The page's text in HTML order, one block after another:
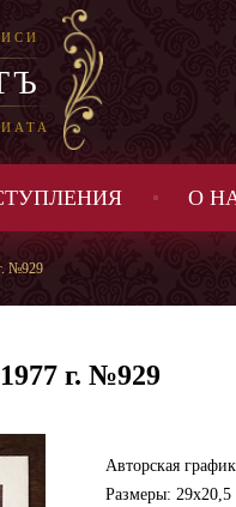
О
№929
г. №929
Авторская
Размеры: